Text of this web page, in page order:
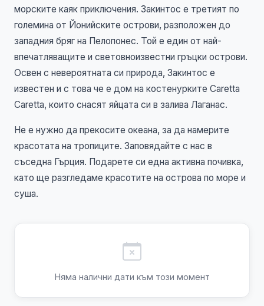
морските каяк приключения. Закинтос е третият по
големина от Йонийските острови, разположен до
западния бряг на Пелопонес. Той е един от най-
впечатляващите и световноизвестни гръцки острови.
Освен с невероятната си природа, Закинтос е
известен и с това че е дом на костенурките Caretta
Caretta, които снасят яйцата си в залива Лаганас.
Не е нужно да прекосите океана, за да намерите
красотата на тропиците. Заповядайте с нас в
съседна Гърция. Подарете си една активна почивка,
като ще разгледаме красотите на острова по море и
суша.
Няма налични дати към този момент